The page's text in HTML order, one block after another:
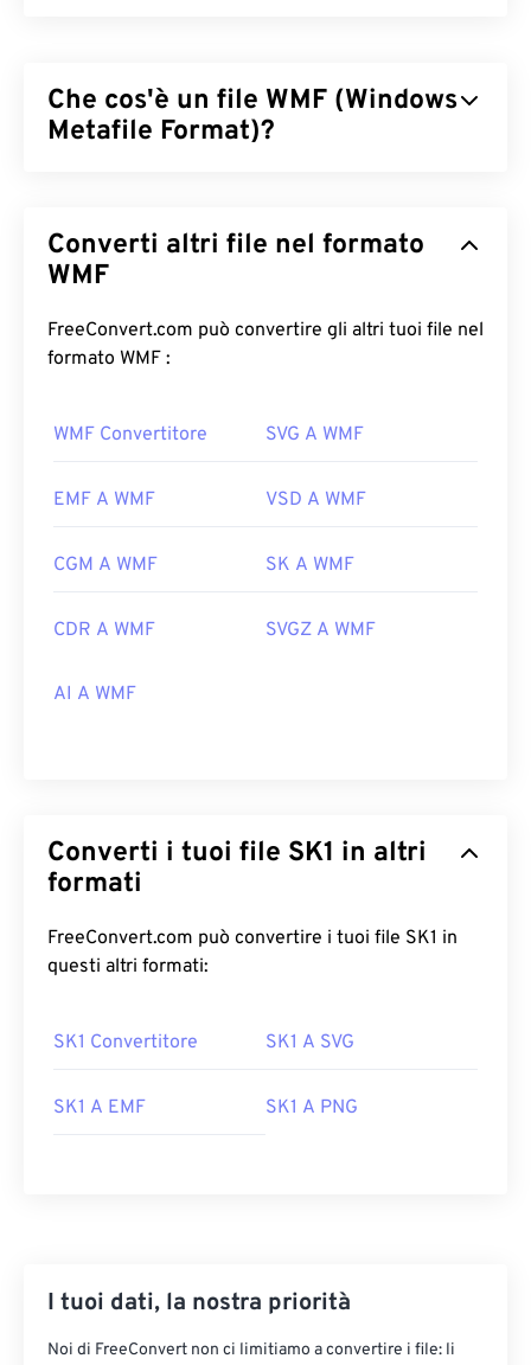
Che cos'è un file WMF (Windows
Metafile Format)?
memorizzare immagini vettoriali e bitmap.
Microsoft ha progettato WMF per condividere dati
precursore a 16 bit dell'Enhanced Windows Metafile
(EMF) a 32 bit.
di grafica compatibili, comeCorelDraw Graphics
Illustrator.
Un visualizzatore alternativo da provare è
PhotoFiltre Studio
Versione iniziale: 1992
Converti altri file nel formato
WMF
FreeConvert.com può convertire gli altri tuoi file nel
formato WMF :
WMF Convertitore SVG A WMF
EMF A WMF VSD A WMF
CGM A WMF SK A WMF
CDR A WMF SVGZ A WMF
AI A WMF
Converti i tuoi file SK1 in altri
formati
FreeConvert.com può convertire i tuoi file SK1 in
questi altri formati:
SK1 Convertitore SK1 A SVG
SK1 A EMF SK1 A PNG
I tuoi dati, la nostra priorità
Noi di FreeConvert non ci limitiamo a convertire i file: li